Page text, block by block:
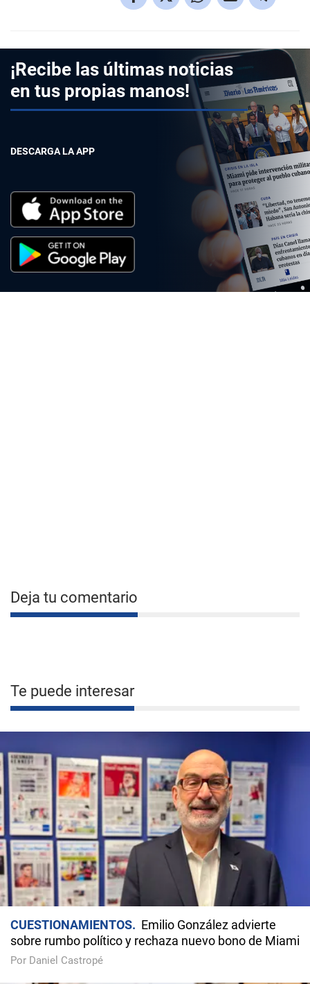
¡Recibe las últimas noticias
en tus propias manos!
DESCARGA LA APP
Deja tu comentario
Te puede interesar
CUESTIONAMIENTOS
Emilio González advierte
sobre rumbo político y rechaza nuevo bono de Miami
Por Daniel Castropé